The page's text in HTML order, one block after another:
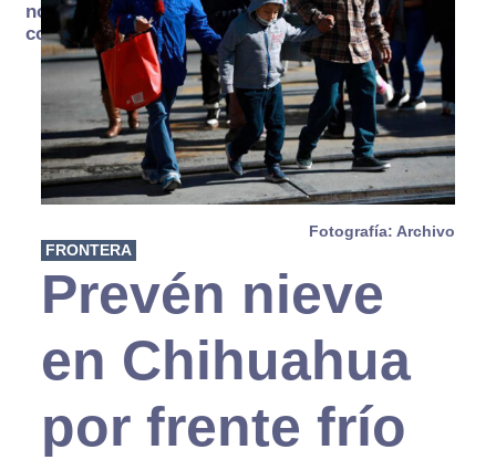
no se
consume
Fotografía: Archivo
FRONTERA
Prevén nieve
en Chihuahua
por frente frío